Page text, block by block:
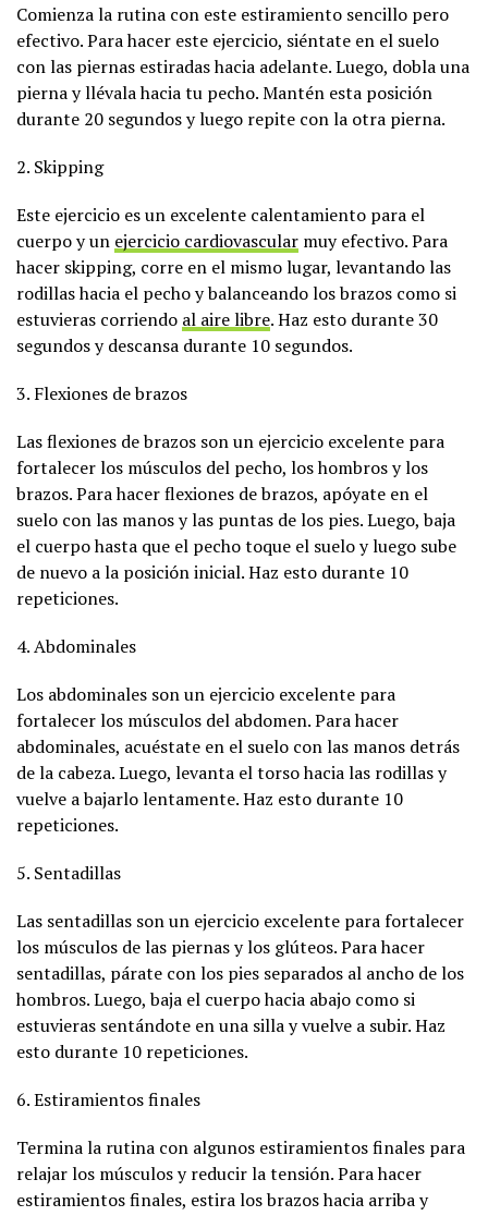
Comienza la rutina con este estiramiento sencillo pero
efectivo. Para hacer este ejercicio, siéntate en el suelo
con las piernas estiradas hacia adelante. Luego, dobla una
pierna y llévala hacia tu pecho. Mantén esta posición
durante 20 segundos y luego repite con la otra pierna.
2. Skipping
Este ejercicio es un excelente calentamiento para el
cuerpo y un ejercicio cardiovascular muy efectivo. Para
hacer skipping, corre en el mismo lugar, levantando las
rodillas hacia el pecho y balanceando los brazos como si
estuvieras corriendo al aire libre. Haz esto durante 30
segundos y descansa durante 10 segundos.
3. Flexiones de brazos
Las flexiones de brazos son un ejercicio excelente para
fortalecer los músculos del pecho, los hombros y los
brazos. Para hacer flexiones de brazos, apóyate en el
suelo con las manos y las puntas de los pies. Luego, baja
el cuerpo hasta que el pecho toque el suelo y luego sube
de nuevo a la posición inicial. Haz esto durante 10
repeticiones.
4. Abdominales
Los abdominales son un ejercicio excelente para
fortalecer los músculos del abdomen. Para hacer
abdominales, acuéstate en el suelo con las manos detrás
de la cabeza. Luego, levanta el torso hacia las rodillas y
vuelve a bajarlo lentamente. Haz esto durante 10
repeticiones.
5. Sentadillas
Las sentadillas son un ejercicio excelente para fortalecer
los músculos de las piernas y los glúteos. Para hacer
sentadillas, párate con los pies separados al ancho de los
hombros. Luego, baja el cuerpo hacia abajo como si
estuvieras sentándote en una silla y vuelve a subir. Haz
esto durante 10 repeticiones.
6. Estiramientos finales
Termina la rutina con algunos estiramientos finales para
relajar los músculos y reducir la tensión. Para hacer
estiramientos finales, estira los brazos hacia arriba y